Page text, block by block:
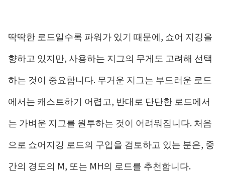
딱딱한 로드일수록 파워가 있기 때문에, 쇼어 지깅을
향하고 있지만, 사용하는 지그의 무게도 고려해 선택
하는 것이 중요합니다. 무거운 지그는 부드러운 로드
에서는 캐스트하기 어렵고, 반대로 단단한 로드에서
는 가벼운 지그를 원투하는 것이 어려워집니다. 처음
으로 쇼어지깅 로드의 구입을 검토하고 있는 분은, 중
간의 경도의 M, 또는 MH의 로드를 추천합니다.